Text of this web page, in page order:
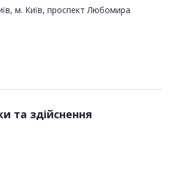
м. Київ, проспект Любомира
та здійснення